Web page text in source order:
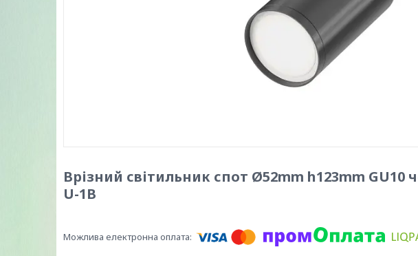
Врізний світильник спот Ø52mm h123mm GU10
U-1B